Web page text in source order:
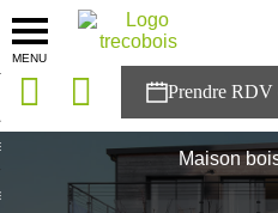
MENU
solutions
Maison